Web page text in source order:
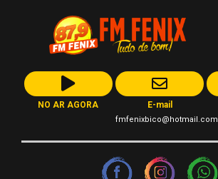
NO AR AGORA E-mail
fmfenixbico@hotmail.com